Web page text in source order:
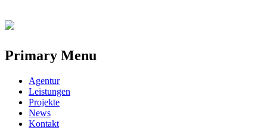
Primary Menu
Skip
content
Agentur
Leistungen
Projekte
News
Kontakt